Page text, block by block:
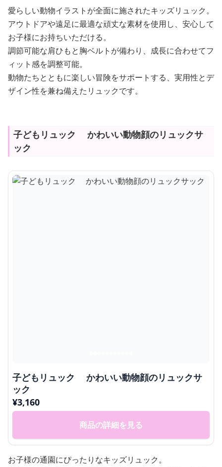
愛らしい動物イラストが全面に施されたキッズリュック。
アウトドアや遠足に最適な頑丈な素材を使用し、安心して
お子様にお持ちいただける。
調節可能な肩ひもと胸ベルトが備わり、成長に合わせてフ
ィット感を調整可能。
動物たちとともに楽しい冒険をサポートする、実用性とデ
ザイン性を兼ね備えたリュックです。
子どもリュック かわいい動物顔のリュックサ
ック
子どもリュック かわいい動物顔のリュックサ
ック
¥3,160
商品の詳細を見る
お子様の通園にぴったりなキッズリュック。